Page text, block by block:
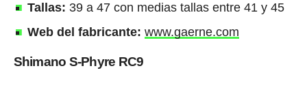
Tallas: 39 a 47 con medias tallas entre 41 y 45
Web del fabricante: www.gaerne.com
Shimano S-Phyre RC9